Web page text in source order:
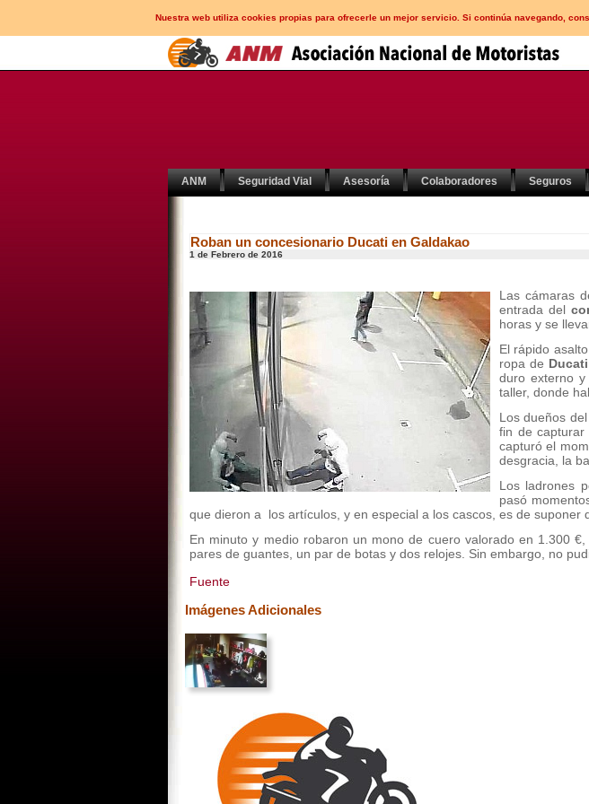
Nuestra web utiliza cookies propias para ofrecerle un mejor servicio. Si continúa navegando,
ANM Seguridad Vial Asesoría Colaboradores Seguros
Roban un concesionario Ducati en Galdakao
1 de Febrero de 2016
Las cámaras
entrada del
horas y se
El rápido
ropa de Ducati
duro externo y
taller, donde
Los dueños
fin de
capturó el
desgracia, la
Los ladrones
pasó
que dieron a los artículos, y en especial a los cascos, es de suponer
En minuto y medio robaron un mono de cuero valorado en 1.300
pares de guantes, un par de botas y dos relojes. Sin embargo, no
Fuente
Imágenes Adicionales